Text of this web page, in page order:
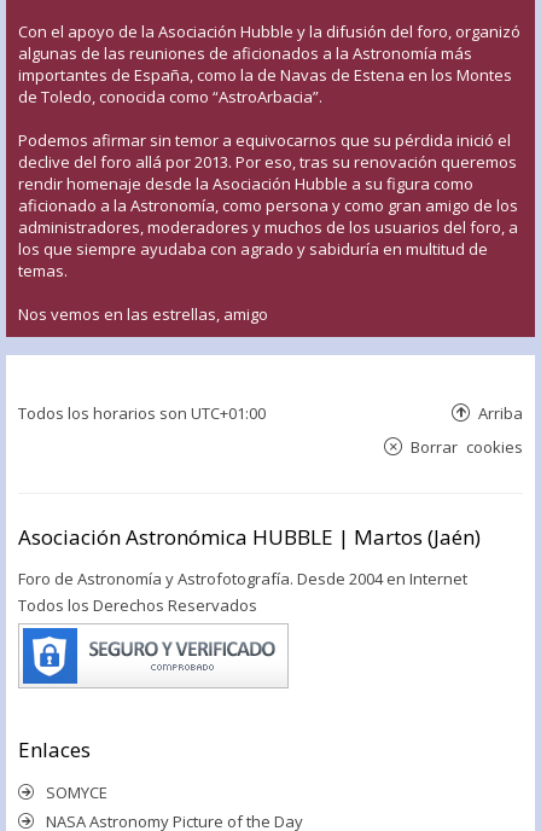
Con el apoyo de la Asociación Hubble y la difusión del foro, organizó
algunas de las reuniones de aficionados a la Astronomía más
importantes de España, como la de Navas de Estena en los Montes
de Toledo, conocida como “AstroArbacia”.
Podemos afirmar sin temor a equivocarnos que su pérdida inició el
declive del foro allá por 2013. Por eso, tras su renovación queremos
rendir homenaje desde la Asociación Hubble a su figura como
aficionado a la Astronomía, como persona y como gran amigo de los
administradores, moderadores y muchos de los usuarios del foro, a
los que siempre ayudaba con agrado y sabiduría en multitud de
temas.
Nos vemos en las estrellas, amigo
Todos los horarios son UTC+01:00 Arriba
Borrar cookies
Asociación Astronómica HUBBLE | Martos (Jaén)
Foro de Astronomía y Astrofotografía. Desde 2004 en Internet
Todos los Derechos Reservados
Enlaces
SOMYCE
NASA Astronomy Picture of the Day